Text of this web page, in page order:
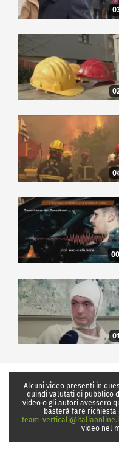
Alcuni video presenti in
quindi valutati di pubblico
video o gli autori avessero
basterà fare richiesta
video nel